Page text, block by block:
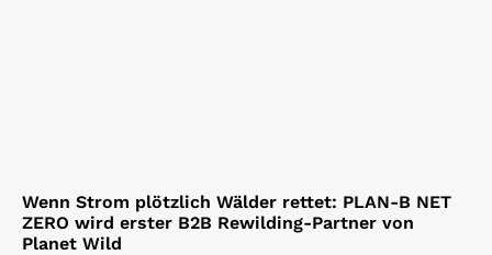
Wenn Strom plötzlich Wälder rettet: PLAN-B NET
ZERO wird erster B2B Rewilding-Partner von
Planet Wild